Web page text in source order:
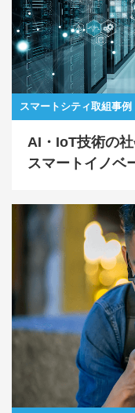
スマートシティ取組事例
AI・IoT技術の
スマートイノベ